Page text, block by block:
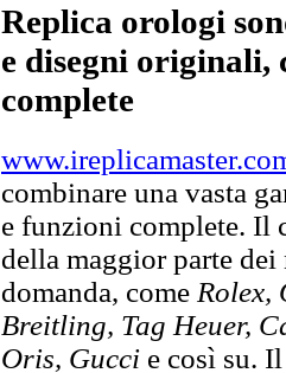
Replica orologi
e disegni originali,
complete
combinare una vasta
e funzioni complete. Il
della maggior parte
domanda, come Rolex,
Breitling, Tag Heuer,
Oris, Gucci e così su.